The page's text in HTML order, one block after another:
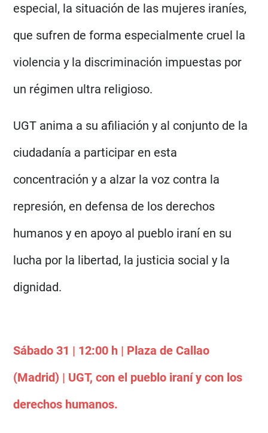
especial, la situación de las mujeres iraníes,
que sufren de forma especialmente cruel la
violencia y la discriminación impuestas por
un régimen ultra religioso.
UGT anima a su afiliación y al conjunto de la
ciudadanía a participar en esta
concentración y a alzar la voz contra la
represión, en defensa de los derechos
humanos y en apoyo al pueblo iraní en su
lucha por la libertad, la justicia social y la
dignidad.
Sábado 31 | 12:00 h | Plaza de Callao
(Madrid) | UGT, con el pueblo iraní y con los
derechos humanos.